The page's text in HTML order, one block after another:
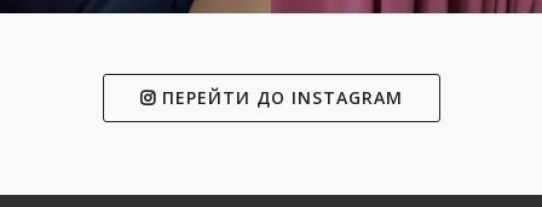
ПЕРЕЙТИ ДО INSTAGRAM